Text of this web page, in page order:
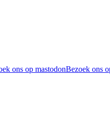
ons op mastodonBezoek ons